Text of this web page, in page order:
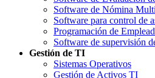
Software de Nómina
Software para control de
Programación de
Software de supervisión
Gestión de TI
Sistemas Operativos
Gestión de Activos TI